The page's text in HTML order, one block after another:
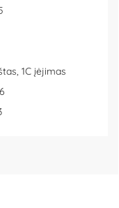
1C įėjimas